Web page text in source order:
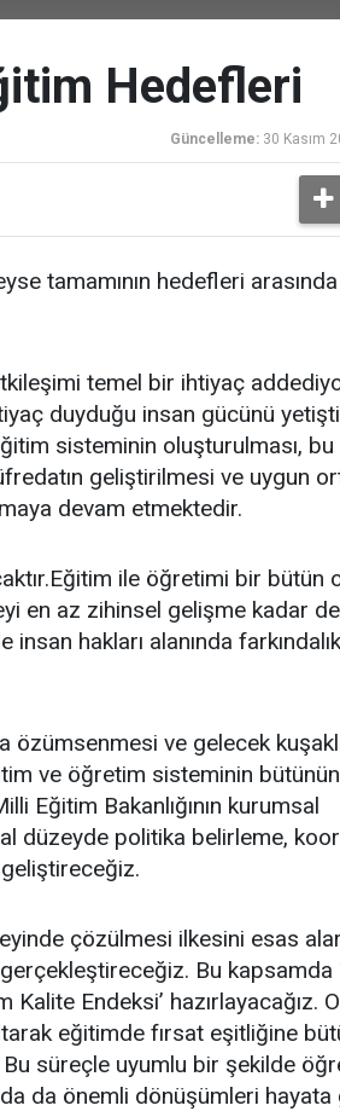
Hedefleri
Güncelleme: 30 Kasım
tamamının hedefleri
temel bir ihtiyaç
duyduğu insan gücünü
sisteminin oluşturulması,
geliştirilmesi ve uygun
devam etmektedir.
ile öğretimi bir bütün
en az zihinsel gelişme kadar
hakları alanında
özümsenmesi ve gelecek
ve öğretim sisteminin
Eğitim Bakanlığının kurumsal
düzeyde politika belirleme,
çözülmesi ilkesini esas
Bu kapsamda
Kalite Endeksi’ hazırlayacağız.
eğitimde fırsat eşitliğine
Bu süreçle uyumlu bir şekilde
da önemli dönüşümleri